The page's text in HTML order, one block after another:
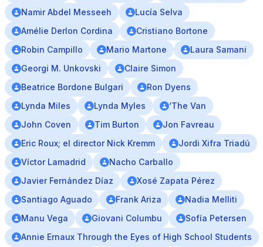
Namir Abdel Messeeh
Lucía Selva
Amélie Derlon Cordina
Cristiano Bortone
Robin Campillo
Mario Martone
Laura Samani
Georgi M. Unkovski
Claire Simon
Beatrice Bordone Bulgari
Ron Dyens
Lynda Miles
Lynda Myles
‘The Van
John Coven
Tim Burton
Jon Favreau
Eric Roux; el director Nick Kremm
Jordi Xifra Triadú
Víctor Lamadrid
Nacho Carballo
Javier Fernández Díaz
Xosé Zapata Pérez
Santiago Aguado
Frank Ariza
Nadia Melliti
Manu Vega
Giovani Columbu
Sofía Petersen
Annie Ernaux Through the Eyes of High School Students